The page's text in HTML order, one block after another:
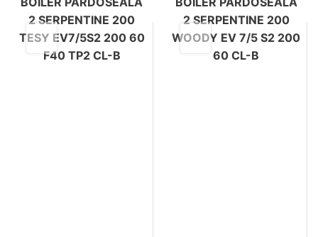
2 SERPENTINE 200
TESY EV7/5S2 200 60
F40 TP2 CL-B
2 SERPENTINE 200
WOODY EV 7/5 S2 200
60 CL-B